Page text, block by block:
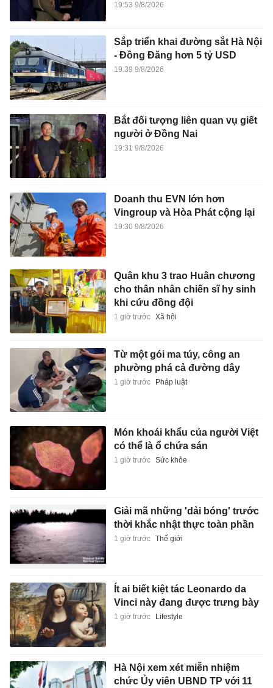
19:53 9/8/2026
Sắp triển khai đường sắt Hà Nội
- Đồng Đăng hơn 5 tỷ USD
19:39 9/8/2026
Bắt đối tượng liên quan vụ giết
người ở Đồng Nai
19:31 9/8/2026
Doanh thu EVN lớn hơn
Vingroup và Hòa Phát cộng lại
19:30 9/8/2026
Quân khu 3 trao Huân chương
cho thân nhân chiến sĩ hy sinh
khi cứu đồng đội
1 giờ trước Xã hội
Từ một gói ma túy, công an
phường phá cả đường dây
1 giờ trước Pháp luật
Món khoái khẩu của người Việt
có thể là ổ chứa sán
1 giờ trước Sức khỏe
Giải mã những 'dải bóng' trước
thời khắc nhật thực toàn phần
1 giờ trước Thế giới
Ít ai biết kiệt tác Leonardo da
Vinci này đang được trưng bày
1 giờ trước Lifestyle
Hà Nội xem xét miễn nhiệm
chức Ủy viên UBND TP với 11